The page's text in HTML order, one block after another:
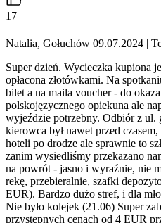
17
Natalia, Gołuchów 09.07.2024 |
Super dzień. Wycieczka kupiona
opłacona złotówkami. Na
bilet a na maila voucher - do
polskojęzycznego opiekuna ale
wyjeździe potrzebny. Odbiór z ul.
kierowca był nawet przed
hoteli po drodze ale sprawnie to
zanim wysiedliśmy przekazano
na powrót - jasno i wyraźnie, nie
rekę, przebieralnie, szafki
EUR). Bardzo dużo stref, i dla
Nie było kolejek (21.06) Super
przystępnych cenach od 4 EUR